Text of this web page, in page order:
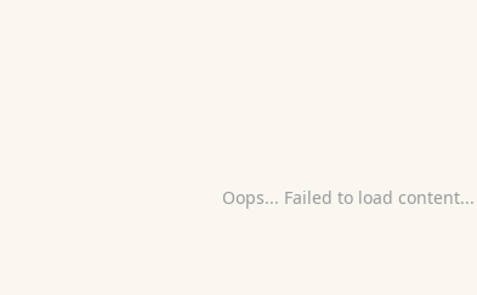
Oops... Failed to load content...